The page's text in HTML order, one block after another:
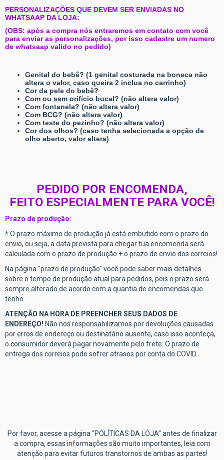
PERSONALIZAÇÕES QUE DEVEM SER ENVIADAS NO
WHATSAAP DA LOJA:
(OBS: após a compra nós entraremos em contato com você
para enviar as personalizações, por isso cadastre um numero
de whatsaap valido no pedido)
Genital do bebê? (1 genital costurada na boneca não
altera o valor, caso queira 2 inclua no carrinho)
Cor da pele do bebê?
Com ou sem orifício bucal? (não altera valor)
Com fontanela? (não altera valor)
Com BCG? (não altera valor)
Com teste do pezinho? (não altera valor)
Cor dos olhos? (caso tenha selecionada a opção de
olho aberto, valor altera)
PEDIDO POR ENCOMENDA,
FEITO ESPECIALMENTE PARA VOCÊ!
Prazo de produção:
* O prazo máximo de produção já está embutido com o prazo do
envio, ou seja, a data prevista para chegar tua encomenda será
calculada com o prazo de produção + o prazo de envio dos correios!
Na página "prazo de produção" você pode saber mais detalhes
sobre o tempo de produção atual para pedidos, pois o prazo será
sempre alterado de acordo com a quantia de encomendas que
tenho.
ATENÇÃO NA HORA DE PREENCHER SEUS DADOS DE
ENDEREÇO! Não nos responsabilizamos por devoluções causadas
por erros de endereço ou destinatário ausente, caso isso aconteça,
o consumidor deverá pagar novamente pelo frete. O prazo de
entrega dos correios pode sofrer atrasos por conta do COVID.
Por favor, acesse a página "POLÍTICAS DA LOJA" antes de finalizar
a compra, essas informações são muito importantes, leia com
atenção para evitar futuros transtornos de ambas as partes!